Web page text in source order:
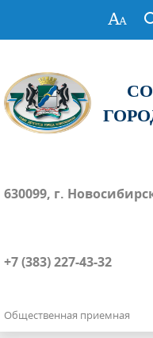
630099, г.
+7 (383) 227-43-32
Общественная приемная